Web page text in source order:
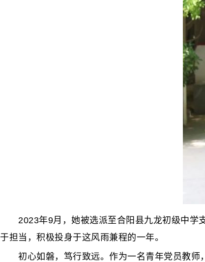
2023年9月，她被选派至合阳县九龙初级中学支
于担当，积极投身于这风雨兼程的一年。
初心如磐，笃行致远。作为一名青年党员教师，